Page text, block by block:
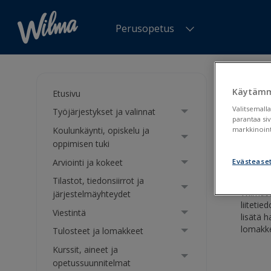
Perusopetus
Etusivu
Työjärjestykset ja valinnat
Koulunkäynti, opiskelu ja
oppimisen tuki
Arviointi ja kokeet
Tilastot, tiedonsiirrot ja
järjestelmäyhteydet
Viestintä
Tulosteet ja lomakkeet
Kurssit, aineet ja
opetussuunnitelmat
lisätä
parantaa